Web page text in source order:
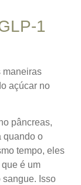
1
maneiras
açúcar no
pâncreas,
quando o
tempo, eles
é um
sangue. Isso